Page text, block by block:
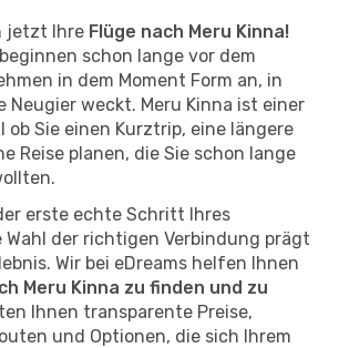
jetzt Ihre Flüge nach Meru Kinna!
schon lange vor dem
in dem Moment Form an, in
Neugier weckt. Meru Kinna ist einer
ob Sie einen Kurztrip, eine längere
Reise planen, die Sie schon lange
erste echte Schritt Ihres
Wahl der richtigen Verbindung prägt
Wir bei eDreams helfen Ihnen
Meru Kinna zu finden und zu
Ihnen transparente Preise,
und Optionen, die sich Ihrem